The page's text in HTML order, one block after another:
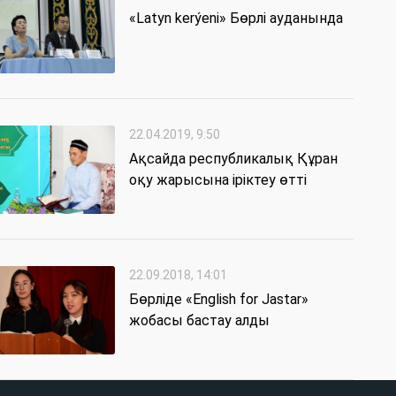
«Latyn kerýeni» Бөрлі ауданында
22.04.2019, 9:50
Ақсайда республикалық Құран
оқу жарысына іріктеу өтті
22.09.2018, 14:01
Бөрліде «English for Jastar»
жобасы бастау алды